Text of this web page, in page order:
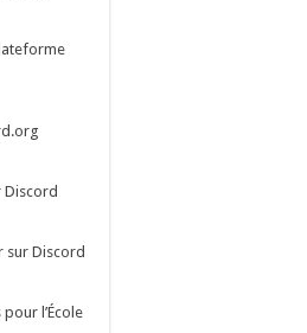
Discord
sur Discord
l’École